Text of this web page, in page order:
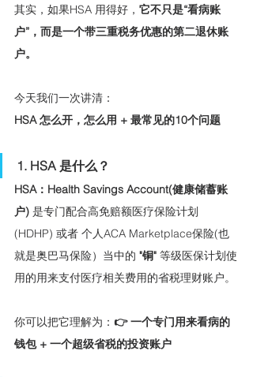
其实，如果HSA 用得好， 它不只是“看病账
户”，而是一个带三重税务优惠的第二退休账
户。
今天我们一次讲清：
HSA 怎么开，怎么用 + 最常见的10个问题
1. HSA 是什么？
HSA：Health Savings Account(健康储蓄账
户) 是专门配合高免赔额医疗保险计划
(HDHP) 或者 个人ACA Marketplace保险(也
就是奥巴马保险）当中的 "铜" 等级医保计划使
用的用来支付医疗相关费用的省税理财账户。
你可以把它理解为： 👉 一个专门用来看病的
钱包 + 一个超级省税的投资账户